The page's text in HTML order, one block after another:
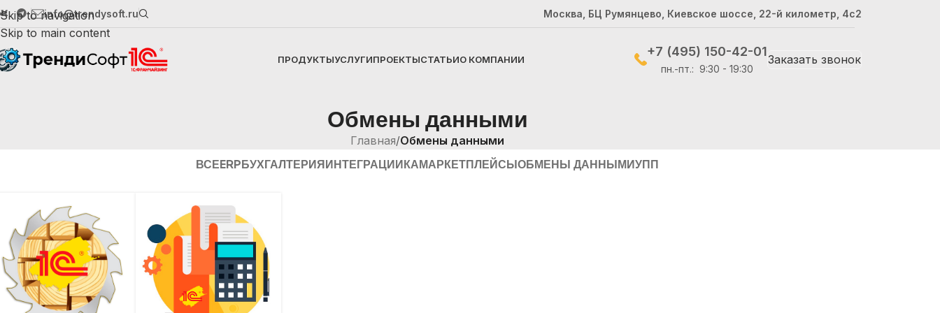
Skip to navigation
Skip to main content
info@trendysoft.ru Москва, БЦ Румянцево, Киевское шоссе, 22-й километр, 4с2
ПРОДУКТЫУСЛУГИПРОЕКТЫСТАТЬИО КОМПАНИИ
+7 (495) 150-42-01
пн.-пт.: 9:30 - 19:30
Заказать звонок
Обмены данными
Главная/Обмены данными
ВСЕERPБУХГАЛТЕРИЯИНТЕГРАЦИИКАМАРКЕТПЛЕЙСЫОБМЕНЫ ДАННЫМИУПП